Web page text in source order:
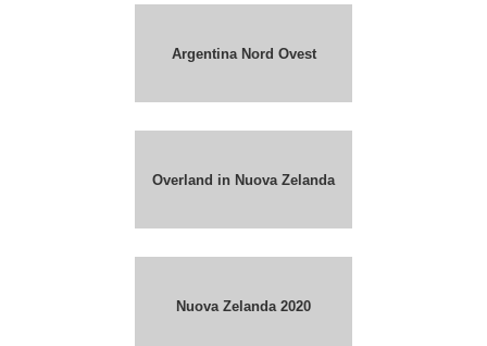
Argentina Nord Ovest
Overland in Nuova Zelanda
Nuova Zelanda 2020